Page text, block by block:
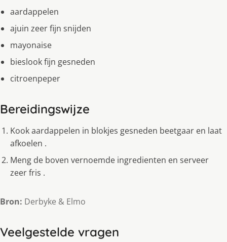
aardappelen
ajuin zeer fijn snijden
mayonaise
bieslook fijn gesneden
citroenpeper
Bereidingswijze
Kook aardappelen in blokjes gesneden beetgaar en laat
afkoelen .
Meng de boven vernoemde ingredienten en serveer
zeer fris .
Bron: Derbyke & Elmo
Veelgestelde vragen